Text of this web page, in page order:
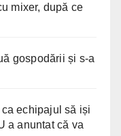
mixer, după ce
gospodării și s-a
echipajul să iși
a anuntat că va